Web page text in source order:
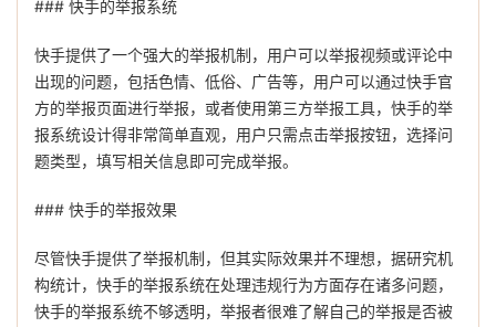
### 快手的举报系统
快手提供了一个强大的举报机制，用户可以举报视频或评论中
出现的问题，包括色情、低俗、广告等，用户可以通过快手官
方的举报页面进行举报，或者使用第三方举报工具，快手的举
报系统设计得非常简单直观，用户只需点击举报按钮，选择问
题类型，填写相关信息即可完成举报。
### 快手的举报效果
尽管快手提供了举报机制，但其实际效果并不理想，据研究机
构统计，快手的举报系统在处理违规行为方面存在诸多问题，
快手的举报系统不够透明，举报者很难了解自己的举报是否被